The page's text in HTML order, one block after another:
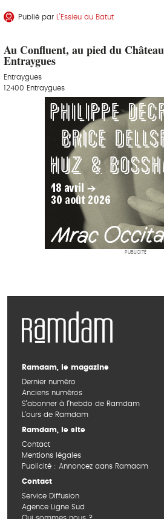
Publié par L’Essieu du Batut
Au Confluent, au pied du
Entraygues
Entraygues
12400 Entraygues
PUBLICITÉ
Ramdam, le magazine
Dernier numéro
Anciens numéros
S’abonner à l’hebdo de Ramdam
L’ours de Ramdam
Ramdam, le site
Contact
Mentions légales
Publicité : Annoncez dans Ramdam
Contact
Service Diffusion
Agence Ligne Sud